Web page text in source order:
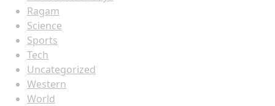
Ragam
Science
Sports
Tech
Uncategorized
Western
World